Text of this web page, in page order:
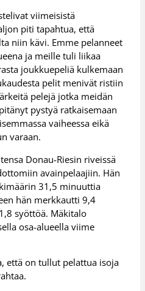
viimeisistä
piti tapahtua, että
niin kävi. Emme pelanneet
ja meille tuli liikaa
joukkuepeliä kulkemaan
pelit menivät ristiin
pelejä jotka meidän
pystyä ratkaisemaan
vaiheessa eikä
varaan.
Donau-Riesin riveissä
avainpelaajiin. Hän
31,5 minuuttia
hän merkkautti 9,4
syöttöä. Mäkitalo
osa-alueella viime
että on tullut pelattua isoja